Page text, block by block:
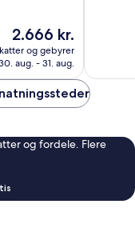
Prisen
er
2.666 kr.
2.666 kr.
og gebyrer
aug. - 31. aug.
og fordele. Flere